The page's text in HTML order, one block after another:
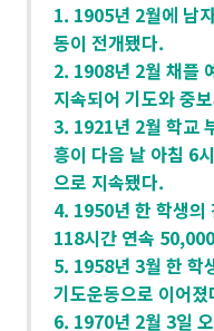
1. 1905년 2월에 남
동이 전개됐다.
2. 1908년 2월 채플
지속되어 기도와 중
3. 1921년 2월 학교
흥이 다음 날 아침 6
으로 지속됐다.
4. 1950년 한 학생의
118시간 연속
5. 1958년 3월 한 학
기도운동으로 이어졌
6. 1970년 2월 3일